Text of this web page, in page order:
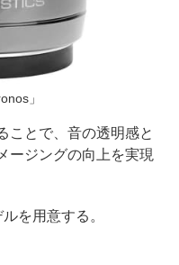
」
ことで、音の透明感と
ージングの向上を実現
を用意する。